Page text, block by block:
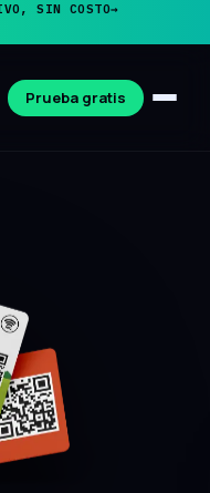
SIN COSTO→
Prueba gratis